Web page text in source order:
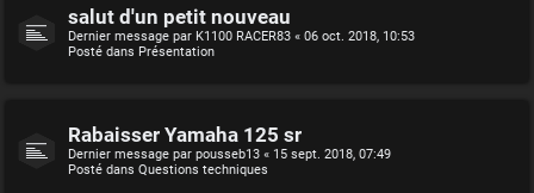
salut d'un petit nouveau
Dernier message par K1100 RACER83 « 06 oct. 2018, 10:53
Posté dans Présentation
Rabaisser Yamaha 125 sr
Dernier message par pousseb13 « 15 sept. 2018, 07:49
Posté dans Questions techniques